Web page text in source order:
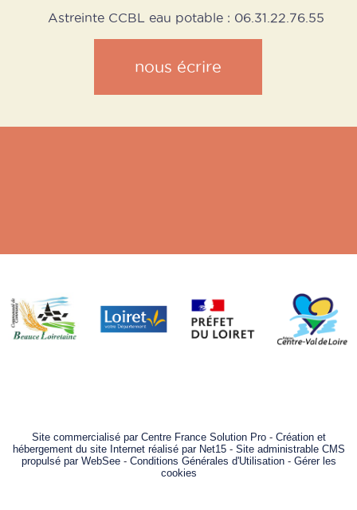
Astreinte CCBL eau potable : 06.31.22.76.55
nous écrire
Site commercialisé par Centre France Solution Pro- Création et
hébergement du site Internet réalisé par Net15- Site administrable CMS
propulsé par WebSee- Conditions Générales d'Utilisation- Gérer les
cookies